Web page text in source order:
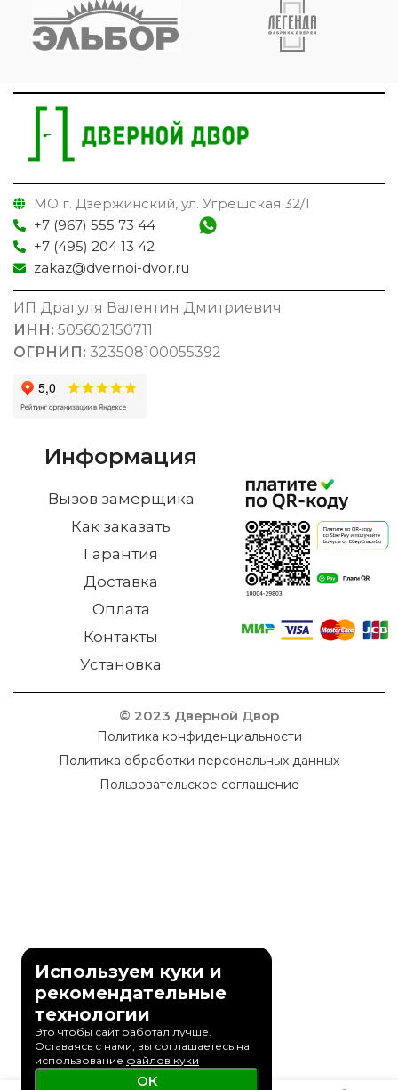
МО г. Дзержинский, ул. Угрешская 32/1
+7 (967) 555 73 44
+7 (495) 204 13 42
zakaz@dvernoi-dvor.ru
ИП Драгуля Валентин Дмитриевич
ИНН: 505602150711
ОГРНИП: 323508100055392
Информация
Вызов замерщика
Как заказать
Гарантия
Доставка
Оплата
Контакты
Установка
© 2023 Дверной Двор
Политика конфиденциальности
Политика обработки персональных данных
Пользовательское соглашение
Используем куки и
рекомендательные
технологии
Это чтобы сайт работал лучше.
Оставаясь с нами, вы соглашаетесь на
использование файлов куки
ОК